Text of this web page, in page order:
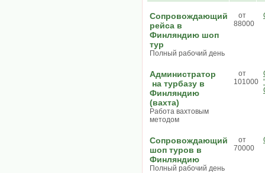
Сопровождающий
рейса в
Финляндию шоп
тур
Полный рабочий день
от
88000
Администратор
на турбазу в
Финляндию
(вахта)
Работа вахтовым
методом
от
101000
Сопровождающий
шоп туров в
Финляндию
Полный рабочий день
от
70000